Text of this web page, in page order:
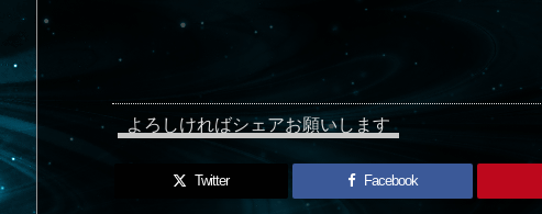
よろしければシェアお願いします
Twitter Facebook